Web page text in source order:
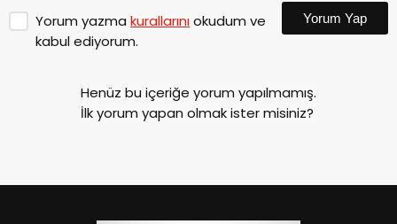
Yorum yazma kurallarınıokudum ve
kabul ediyorum.
Yorum Yap
Henüz bu içeriğe yorum yapılmamış.
İlk yorum yapan olmak ister misiniz?